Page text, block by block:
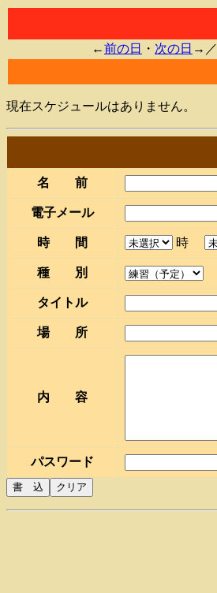
←前の日 ・ 次の日 →／
現在スケジュールはありません。
名 前
電子メール
時 間 時
種 別
タイトル
場 所
内 容
パスワード